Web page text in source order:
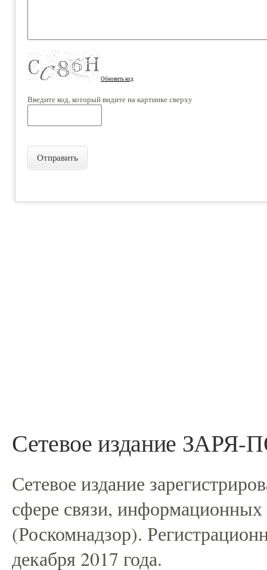
Обновить код
Введите код, который видите на картинке сверху
Отправить
Сетевое издание
Сетевое издание
сфере связи,
(Роскомнадзор).
декабря 2017 года.